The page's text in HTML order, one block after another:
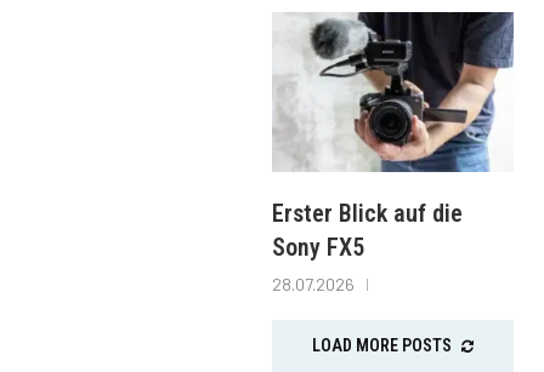
Erster Blick auf die
Sony FX5
28.07.2026
LOAD MORE POSTS